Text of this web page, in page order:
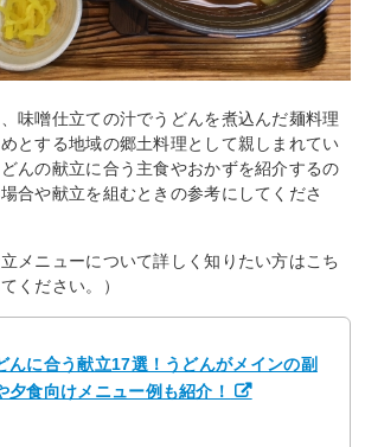
味噌仕立ての汁でうどんを煮込んだ麺料理
とする地域の郷土料理として親しまれてい
んの献立に合う主食やおかずを紹介するの
合や献立を組むときの参考にしてくださ
立メニューについて詳しく知りたい方はこち
ください。）
んに合う献立17選！うどんがメインの副
夕食向けメニュー例も紹介！